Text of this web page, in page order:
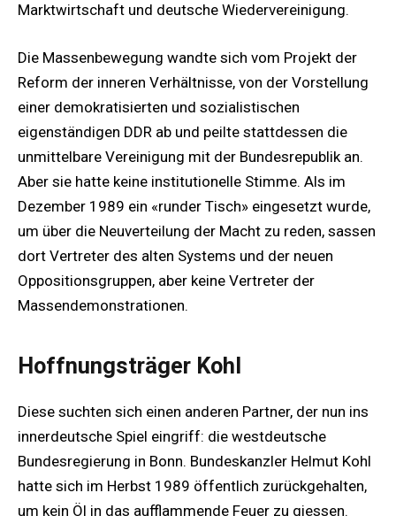
Marktwirtschaft und deutsche Wiedervereinigung.
Die Massenbewegung wandte sich vom Projekt der
Reform der inneren Verhältnisse, von der Vorstellung
einer demokratisierten und sozialistischen
eigenständigen DDR ab und peilte stattdessen die
unmittelbare Vereinigung mit der Bundesrepublik an.
Aber sie hatte keine institutionelle Stimme. Als im
Dezember 1989 ein «runder Tisch» eingesetzt wurde,
um über die Neuverteilung der Macht zu reden, sassen
dort Vertreter des alten Systems und der neuen
Oppositionsgruppen, aber keine Vertreter der
Massendemonstrationen.
Hoffnungsträger Kohl
Diese suchten sich einen anderen Partner, der nun ins
innerdeutsche Spiel eingriff: die westdeutsche
Bundesregierung in Bonn. Bundeskanzler Helmut Kohl
hatte sich im Herbst 1989 öffentlich zurückgehalten,
um kein Öl in das aufflammende Feuer zu giessen.